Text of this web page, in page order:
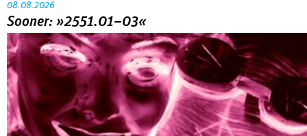
08.08.2026
Sooner: »2551.01–03«